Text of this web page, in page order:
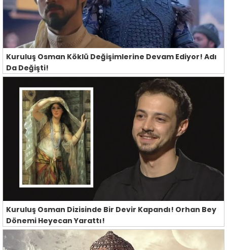
Kuruluş Osman Köklü Değişimlerine Devam Ediyor! Adı
Da Değişti!
Kuruluş Osman Dizisinde Bir Devir Kapandı! Orhan Bey
Dönemi Heyecan Yarattı!